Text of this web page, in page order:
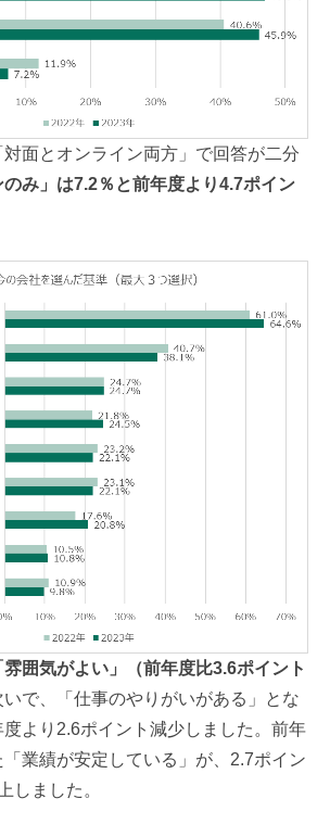
対面とオンライン両方」で回答が二分
のみ」は7.2％と前年度より4.7ポイン
雰囲気がよい」
（前年度比3.6ポイント
いで、「仕事のやりがいがある」とな
度より2.6ポイント減少しました。前年
業績が安定している」が、2.7ポイン
しました。